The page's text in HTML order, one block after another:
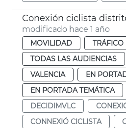
Conexión ciclista
modificado hace 1 año
MOVILIDAD
TRÁFICO
TODAS LAS AUDIENCIAS
VALENCIA
EN
EN PORTADA TEMÁTICA
DECIDIMVLC
CONNEXIÓ CICLISTA